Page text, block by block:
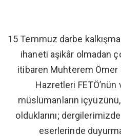
15 Temmuz darbe
ihaneti aşikâr olmadan
itibaren Muhterem Ömer
Hazretleri
müslümanların
olduklarını;
eserlerinde